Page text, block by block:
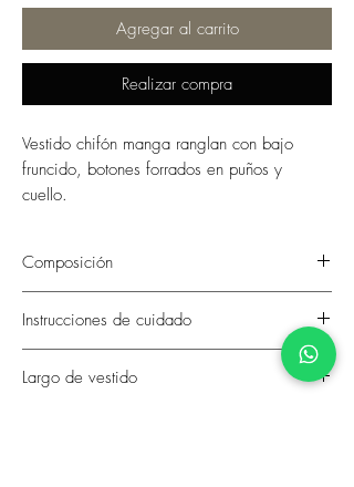
Agregar al carrito
Realizar compra
Vestido chifón manga ranglan con bajo
fruncido, botones forrados en puños y
cuello.
Composición
Instrucciones de cuidado
-Planchar a temperatura baja
Largo de vestido